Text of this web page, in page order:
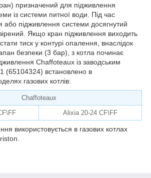
призначений для підживлення
із системи питної води. Під час
або підживлення системи досягнутий
Якщо кран підживлення виходить
тиск у контурі опалення, внаслідок
безпеки (3 бар), з котла починає
Сhaffoteaux із заводським
(65104324) встановлено в
газових котлів:
Сhaffoteaux
Alixia 20-24 CF\FF
використовується в газових котлах